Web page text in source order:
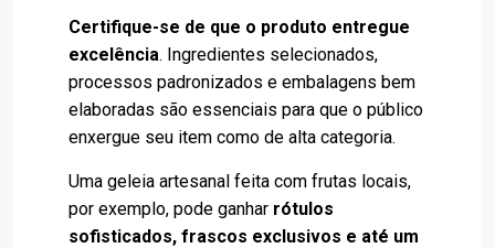
Certifique-se de que o produto entregue
excelência. Ingredientes selecionados,
processos padronizados e embalagens bem
elaboradas são essenciais para que o público
enxergue seu item como de alta categoria.
Uma geleia artesanal feita com frutas locais,
por exemplo, pode ganhar rótulos
sofisticados, frascos exclusivos e até um